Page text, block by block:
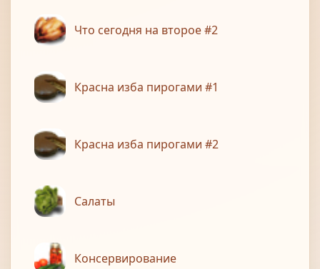
Что сегодня на второе #2
Красна изба пирогами #1
Красна изба пирогами #2
Салаты
Консервирование